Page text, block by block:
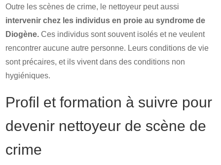
Outre les scènes de crime, le nettoyeur peut aussi
intervenir chez les individus en proie au syndrome de
Diogène. Ces individus sont souvent isolés et ne veulent
rencontrer aucune autre personne. Leurs conditions de vie
sont précaires, et ils vivent dans des conditions non
hygiéniques.
Profil et formation à suivre pour
devenir nettoyeur de scène de
crime